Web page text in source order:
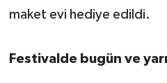
maket evi hediye edildi.
Festivalde bugün ve